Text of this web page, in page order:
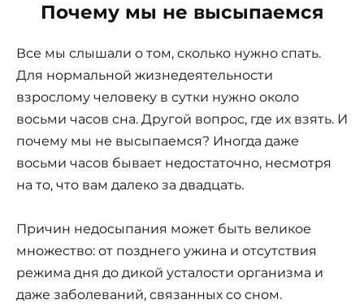
Почему мы не высыпаемся
Все мы слышали о том, сколько нужно спать.
Для нормальной жизнедеятельности
взрослому человеку в сутки нужно около
восьми часов сна. Другой вопрос, где их взять. И
почему мы не высыпаемся? Иногда даже
восьми часов бывает недостаточно, несмотря
на то, что вам далеко за двадцать.
Причин недосыпания может быть великое
множество: от позднего ужина и отсутствия
режима дня до дикой усталости организма и
даже заболеваний, связанных со сном.